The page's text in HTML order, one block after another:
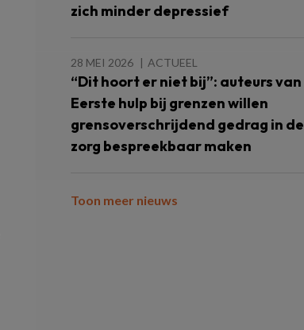
zich minder depressief
28 MEI 2026 ACTUEEL
“Dit hoort er niet bij”: auteurs van
Eerste hulp bij grenzen willen
grensoverschrijdend gedrag in de
zorg bespreekbaar maken
Toon meer nieuws